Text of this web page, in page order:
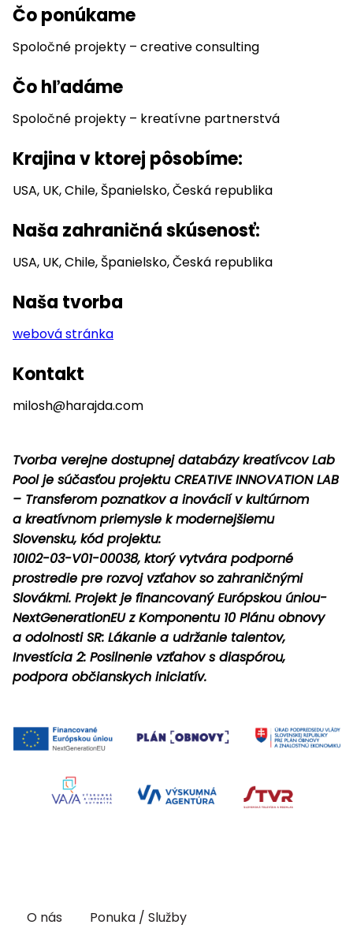
Čo ponúkame
Spoločné projekty – creative consulting
Čo hľadáme
Spoločné projekty – kreatívne partnerstvá
Krajina v ktorej pôsobíme:
USA, UK, Chile, Španielsko, Česká republika
Naša zahraničná skúsenosť:
USA, UK, Chile, Španielsko, Česká republika
Naša tvorba
webová stránka
Kontakt
milosh@harajda.com
Tvorba verejne dostupnej databázy kreatívcov Lab
Pool je súčasťou projektu CREATIVE INNOVATION LAB
– Transferom poznatkov a inovácií v kultúrnom
a kreatívnom priemysle k modernejšiemu
Slovensku, kód projektu:
10I02-03-V01-00038, ktorý vytvára podporné
prostredie pre rozvoj vzťahov so zahraničnými
Slovákmi. Projekt je financovaný Európskou úniou-
NextGenerationEU z Komponentu 10 Plánu obnovy
a odolnosti SR: Lákanie a udržanie talentov,
Investícia 2: Posilnenie vzťahov s diaspórou,
podpora občianskych iniciatív.
O nás Ponuka / Služby